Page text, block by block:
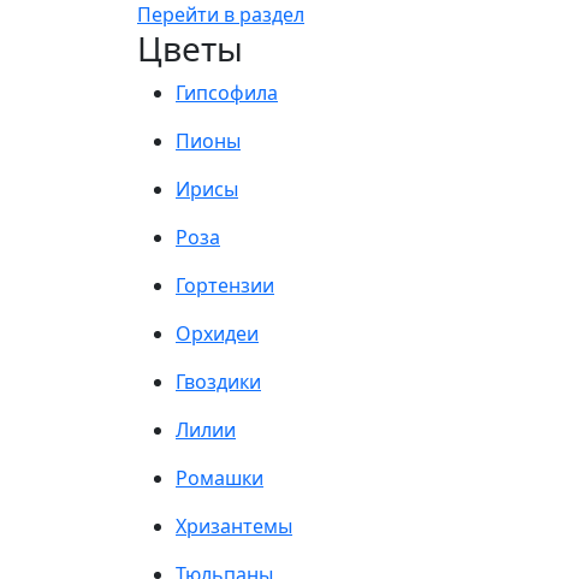
Перейти в раздел
Цветы
Гипсофила
Пионы
Ирисы
Роза
Гортензии
Орхидеи
Гвоздики
Лилии
Ромашки
Хризантемы